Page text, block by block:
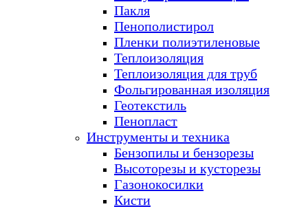
Пакля
Пенополистирол
Пленки полиэтиленовые
Теплоизоляция
Теплоизоляция для труб
Фольгированная изоляция
Геотекстиль
Пенопласт
Инструменты и техника
Бензопилы и бензорезы
Высоторезы и кусторезы
Газонокосилки
Кисти